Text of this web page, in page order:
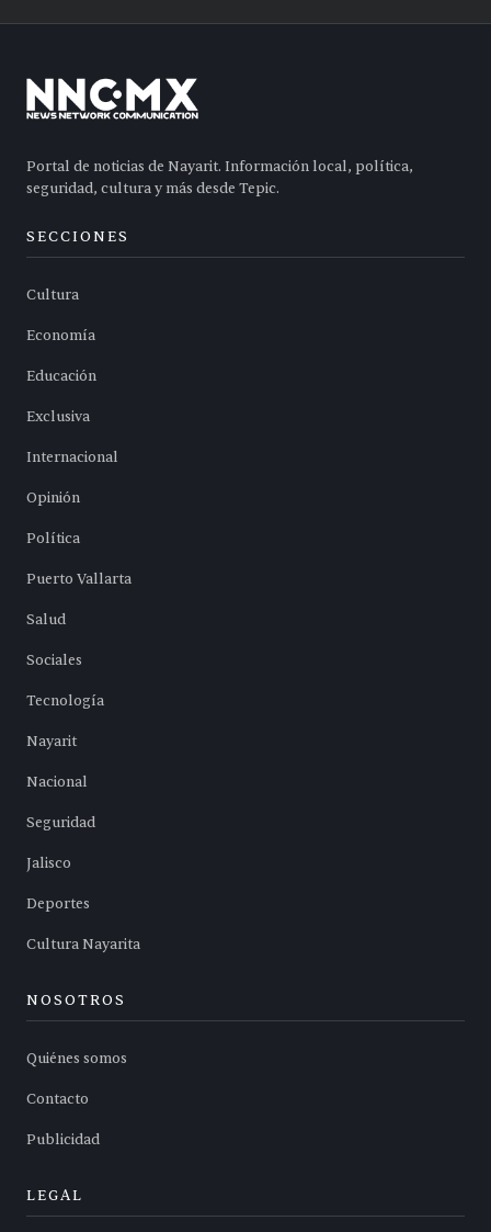
Portal de noticias de Nayarit. Información local, política,
seguridad, cultura y más desde Tepic.
SECCIONES
Cultura
Economía
Educación
Exclusiva
Internacional
Opinión
Política
Puerto Vallarta
Salud
Sociales
Tecnología
Nayarit
Nacional
Seguridad
Jalisco
Deportes
Cultura Nayarita
NOSOTROS
Quiénes somos
Contacto
Publicidad
LEGAL